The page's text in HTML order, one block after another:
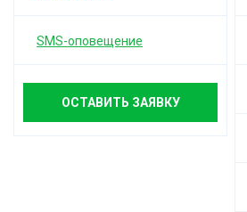
SMS-оповещение
ОСТАВИТЬ ЗАЯВКУ